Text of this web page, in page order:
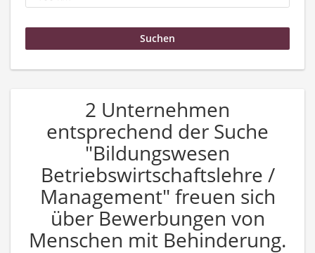
2 Unternehmen
entsprechend der Suche
"Bildungswesen
Betriebswirtschaftslehre /
Management" freuen sich
über Bewerbungen von
Menschen mit Behinderung.